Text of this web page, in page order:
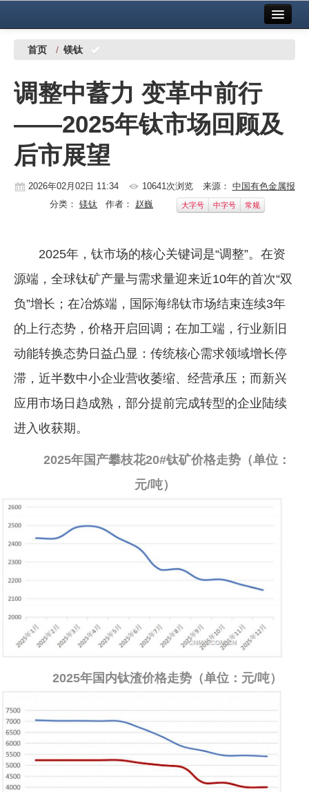
中国有色金属报社主办
铜镍铅锌
铝
稀有稀土
有色市场
党建工作
企业文化
《资源再生》杂志
行情报价
首页 / 镁钛
调整中蓄力 变革中前行
——2025年钛市场回顾及
后市展望
2026年02月02日 11:34 10641次浏览 来源： 中国有色金属报
分类： 镁钛 作者： 赵巍 大字号 中字号 常规
2025年，钛市场的核心关键词是“调整”。在资
源端，全球钛矿产量与需求量迎来近10年的首次“双
负”增长；在冶炼端，国际海绵钛市场结束连续3年
的上行态势，价格开启回调；在加工端，行业新旧
动能转换态势日益凸显：传统核心需求领域增长停
滞，近半数中小企业营收萎缩、经营承压；而新兴
应用市场日趋成熟，部分提前完成转型的企业陆续
进入收获期。
2025年国产攀枝花20#钛矿价格走势（单位：
元/吨）
2025年国内钛渣价格走势（单位：元/吨）